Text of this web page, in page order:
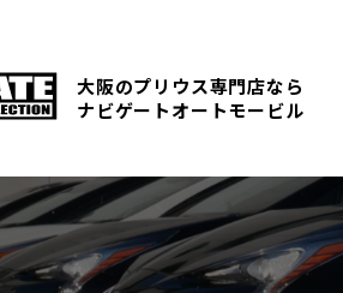
大阪のプリウス専門店なら
ナビゲートオートモービル